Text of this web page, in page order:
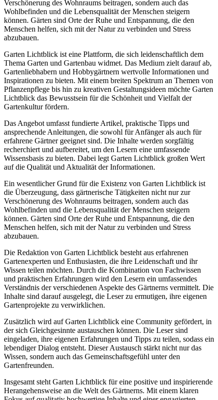
Verschönerung des Wohnraums beitragen, sondern auch das
Wohlbefinden und die Lebensqualität der Menschen steigern
können. Gärten sind Orte der Ruhe und Entspannung, die den
Menschen helfen, sich mit der Natur zu verbinden und Stress
abzubauen.
Garten Lichtblick ist eine Plattform, die sich leidenschaftlich dem
Thema Garten und Gartenbau widmet. Das Medium zielt darauf ab,
Gartenliebhabern und Hobbygärtnern wertvolle Informationen und
Inspirationen zu bieten. Mit einem breiten Spektrum an Themen von
Pflanzenpflege bis hin zu kreativen Gestaltungsideen möchte Garten
Lichtblick das Bewusstsein für die Schönheit und Vielfalt der
Gartenkultur fördern.
Das Angebot umfasst fundierte Artikel, praktische Tipps und
ansprechende Anleitungen, die sowohl für Anfänger als auch für
erfahrene Gärtner geeignet sind. Die Inhalte werden sorgfältig
recherchiert und aufbereitet, um den Lesern eine umfassende
Wissensbasis zu bieten. Dabei legt Garten Lichtblick großen Wert
auf die Qualität und Aktualität der Informationen.
Ein wesentlicher Grund für die Existenz von Garten Lichtblick ist
die Überzeugung, dass gärtnerische Tätigkeiten nicht nur zur
Verschönerung des Wohnraums beitragen, sondern auch das
Wohlbefinden und die Lebensqualität der Menschen steigern
können. Gärten sind Orte der Ruhe und Entspannung, die den
Menschen helfen, sich mit der Natur zu verbinden und Stress
abzubauen.
Die Redaktion von Garten Lichtblick besteht aus erfahrenen
Gartenexperten und Enthusiasten, die ihre Leidenschaft und ihr
Wissen teilen möchten. Durch die Kombination von Fachwissen
und praktischen Erfahrungen wird den Lesern ein umfassendes
Verständnis der verschiedenen Aspekte des Gärtnerns vermittelt. Die
Inhalte sind darauf ausgelegt, die Leser zu ermutigen, ihre eigenen
Gartenprojekte zu verwirklichen.
Zusätzlich wird auf Garten Lichtblick eine Community gefördert, in
der sich Gleichgesinnte austauschen können. Die Leser sind
eingeladen, ihre eigenen Erfahrungen und Tipps zu teilen, sodass ein
lebendiger Dialog entsteht. Dieser Austausch stärkt nicht nur das
Wissen, sondern auch das Gemeinschaftsgefühl unter den
Gartenfreunden.
Insgesamt steht Garten Lichtblick für eine positive und inspirierende
Herangehensweise an die Welt des Gärtnerns. Mit einem klaren